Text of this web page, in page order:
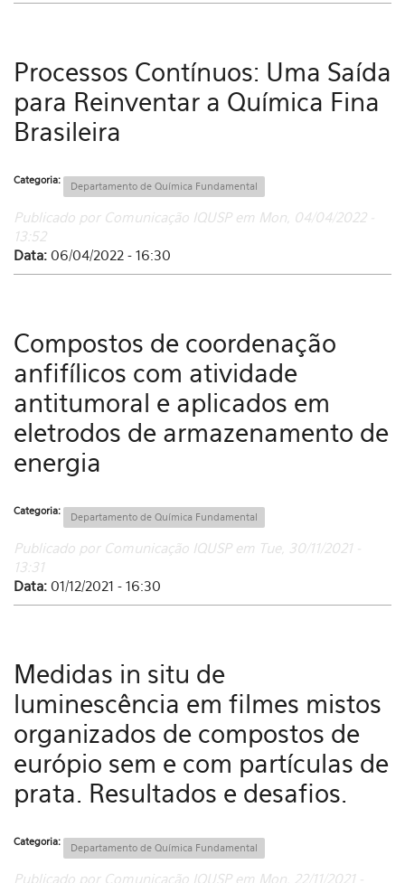
Processos Contínuos: Uma Saída
para Reinventar a Química Fina
Brasileira
Categoria: Departamento de Química Fundamental
Publicado por Comunicação IQUSP em Mon, 04/04/2022 -
13:52
Data: 06/04/2022 - 16:30
Compostos de coordenação
anfifílicos com atividade
antitumoral e aplicados em
eletrodos de armazenamento de
energia
Categoria: Departamento de Química Fundamental
Publicado por Comunicação IQUSP em Tue, 30/11/2021 -
13:31
Data: 01/12/2021 - 16:30
Medidas in situ de
luminescência em filmes mistos
organizados de compostos de
európio sem e com partículas de
prata. Resultados e desafios.
Categoria: Departamento de Química Fundamental
Publicado por Comunicação IQUSP em Mon, 22/11/2021 -